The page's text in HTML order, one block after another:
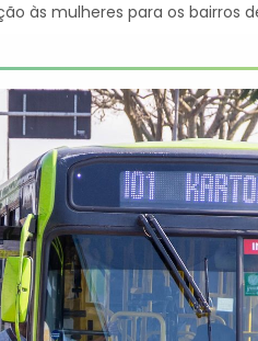
para os bairros de Itapevi